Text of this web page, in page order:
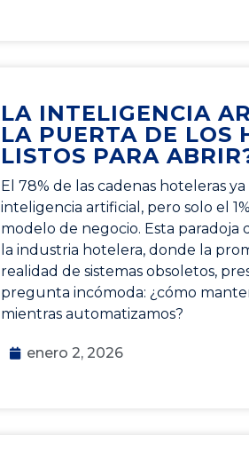
LA INTELIGENCIA
LA PUERTA DE LOS
LISTOS PARA
El 78% de las cadenas hoteleras
inteligencia artificial, pero solo el
modelo de negocio. Esta
la industria hotelera, donde la
realidad de sistemas obsoletos,
pregunta incómoda: ¿cómo
mientras automatizamos?
enero 2, 2026